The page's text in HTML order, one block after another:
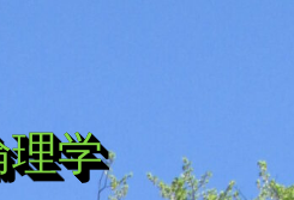
理学